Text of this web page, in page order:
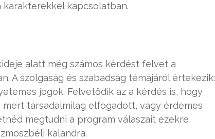
kapcsolatban.
alatt még számos kérdést felvet a
A szolgaság és szabadság témájáról értekezik:
jogok. Felvetődik az a kérdés is, hogy
társadalmilag elfogadott, vagy érdemes
megtudni a program válaszait ezekre
kalandra.